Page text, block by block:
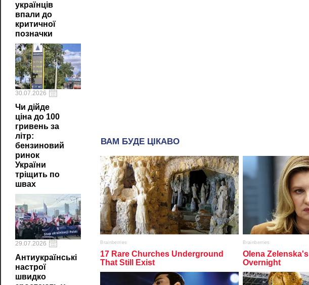
українців
впали до
критичної
позначки
30.07.2026
Чи дійде
ціна до 100
гривень за
літр:
бензиновий
ринок
України
тріщить по
швах
29.07.2026
Антиукраїнські
настрої
швидко